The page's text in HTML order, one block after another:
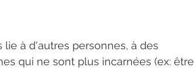
à d'autres personnes, à des
qui ne sont plus incarnées (ex: être